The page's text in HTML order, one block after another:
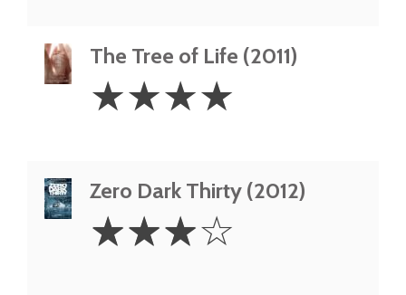
The Tree of Life (2011)
Stars
☆☆☆☆
Zero Dark Thirty (2012)
Stars
☆☆☆☆